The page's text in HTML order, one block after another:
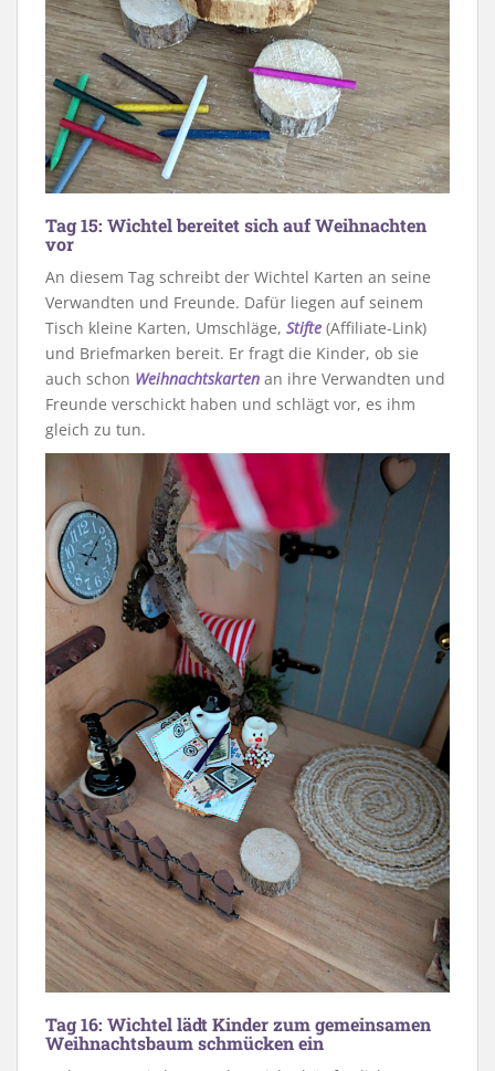
Tag 15: Wichtel bereitet sich auf Weihnachten
vor
An diesem Tag schreibt der Wichtel Karten an seine
Verwandten und Freunde. Dafür liegen auf seinem
Tisch kleine Karten, Umschläge, Stifte (Affiliate-Link)
und Briefmarken bereit. Er fragt die Kinder, ob sie
auch schon Weihnachtskarten an ihre Verwandten und
Freunde verschickt haben und schlägt vor, es ihm
gleich zu tun.
Tag 16: Wichtel lädt Kinder zum gemeinsamen
Weihnachtsbaum schmücken ein